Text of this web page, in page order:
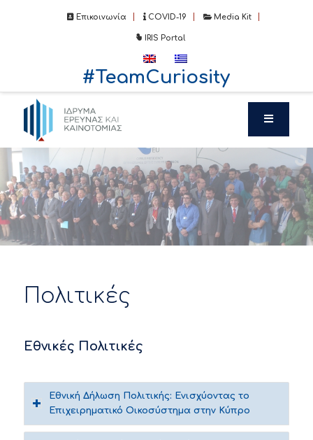
Επικοινωνία COVID-19 Media Kit
IRIS Portal
#TeamCuriosity
Πολιτικές
Εθνικές Πολιτικές
Εθνική Δήλωση Πολιτικής: Ενισχύοντας το
Επιχειρηματικό Οικοσύστημα στην Κύπρο